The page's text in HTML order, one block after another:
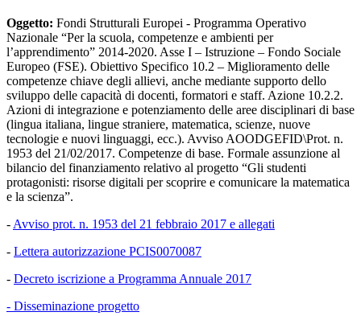
Oggetto: Fondi Strutturali Europei - Programma Operativo
Nazionale “Per la scuola, competenze e ambienti per
l’apprendimento” 2014-2020. Asse I – Istruzione – Fondo Sociale
Europeo (FSE). Obiettivo Specifico 10.2 – Miglioramento delle
competenze chiave degli allievi, anche mediante supporto dello
sviluppo delle capacità di docenti, formatori e staff. Azione 10.2.2.
Azioni di integrazione e potenziamento delle aree disciplinari di base
(lingua italiana, lingue straniere, matematica, scienze, nuove
tecnologie e nuovi linguaggi, ecc.). Avviso AOODGEFID\Prot. n.
1953 del 21/02/2017. Competenze di base. Formale assunzione al
bilancio del finanziamento relativo al progetto “Gli studenti
protagonisti: risorse digitali per scoprire e comunicare la matematica
e la scienza”.
- Avviso prot. n. 1953 del 21 febbraio 2017 e allegati
- Lettera autorizzazione PCIS0070087
- Decreto iscrizione a Programma Annuale 2017
- Disseminazione progetto